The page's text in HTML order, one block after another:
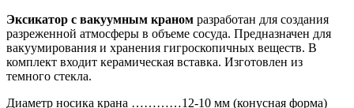
Эксикатор с вакуумным краном разработан для создания
разреженной атмосферы в объеме сосуда. Предназначен для
вакуумирования и хранения гигроскопичных веществ. В
комплект входит керамическая вставка. Изготовлен из
темного стекла.
Диаметр носика крана …………12-10 мм (конусная форма)